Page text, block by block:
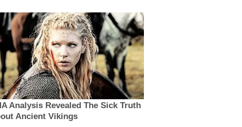
Analysis Revealed The Sick Truth
Ancient Vikings